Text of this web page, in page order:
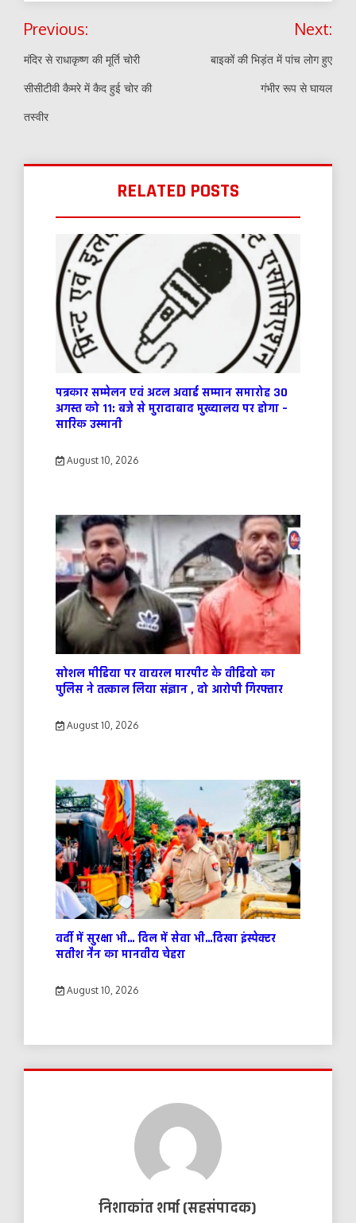
Post
navigation
Previous:
मंदिर से राधाकृष्ण की मूर्ति चोरी
सीसीटीवी कैमरे में कैद हुई चोर की
तस्वीर
Next:
बाइकों की भिड़ंत में पांच लोग हुए
गंभीर रूप से घायल
RELATED POSTS
पत्रकार सम्मेलन एवं अटल अवार्ड सम्मान समारोह 30
अगस्त को 11: बजे से मुरादाबाद मुख्यालय पर होगा –
सारिक उस्मानी
August 10, 2026
सोशल मीडिया पर वायरल मारपीट के वीडियो का
पुलिस ने तत्काल लिया संज्ञान , दो आरोपी गिरफ्तार
August 10, 2026
वर्दी में सुरक्षा भी… दिल में सेवा भी…दिखा इंस्पेक्टर
सतीश नैन का मानवीय चेहरा
August 10, 2026
निशाकांत शर्मा (सहसंपादक)